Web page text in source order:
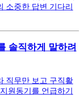
소중한 답변 기다리
솔직하게 말하려
직무만 보고 구직활
원동기를 언급하기